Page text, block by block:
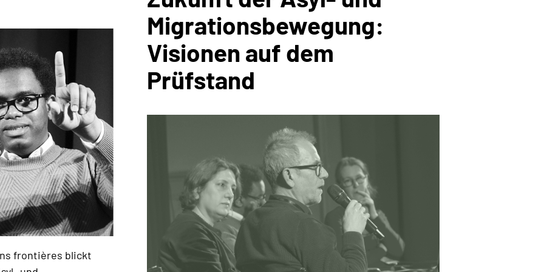
frontières blickt
Migrationsbewegung:
Visionen auf dem
Prüfstand